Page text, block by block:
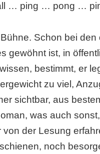
… ping … pong …
Schon bei den
gewöhnt ist, in
bestimmt, er
zu viel,
sichtbar, aus
was auch
der Lesung
noch